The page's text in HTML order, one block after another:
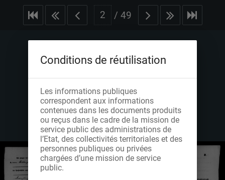
/ 49
Conditions de réutilisation
Les informations publiques
correspondent aux informations
contenues dans les documents produits
ou reçus dans le cadre de la mission de
service public des administrations de
l’Etat, des collectivités territoriales et des
personnes publiques ou privées
chargées d’une mission de service
public.